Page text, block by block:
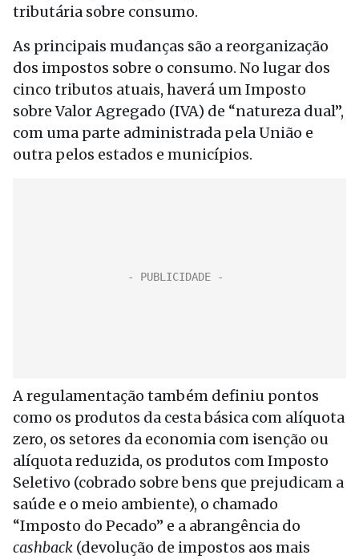
tributária sobre consumo.
As principais mudanças são a reorganização
dos impostos sobre o consumo. No lugar dos
cinco tributos atuais, haverá um Imposto
sobre Valor Agregado (IVA) de “natureza dual”,
com uma parte administrada pela União e
outra pelos estados e municípios.
A regulamentação também definiu pontos
como os produtos da cesta básica com alíquota
zero, os setores da economia com isenção ou
alíquota reduzida, os produtos com Imposto
Seletivo (cobrado sobre bens que prejudicam a
saúde e o meio ambiente), o chamado
“Imposto do Pecado” e a abrangência do
cashback (devolução de impostos aos mais